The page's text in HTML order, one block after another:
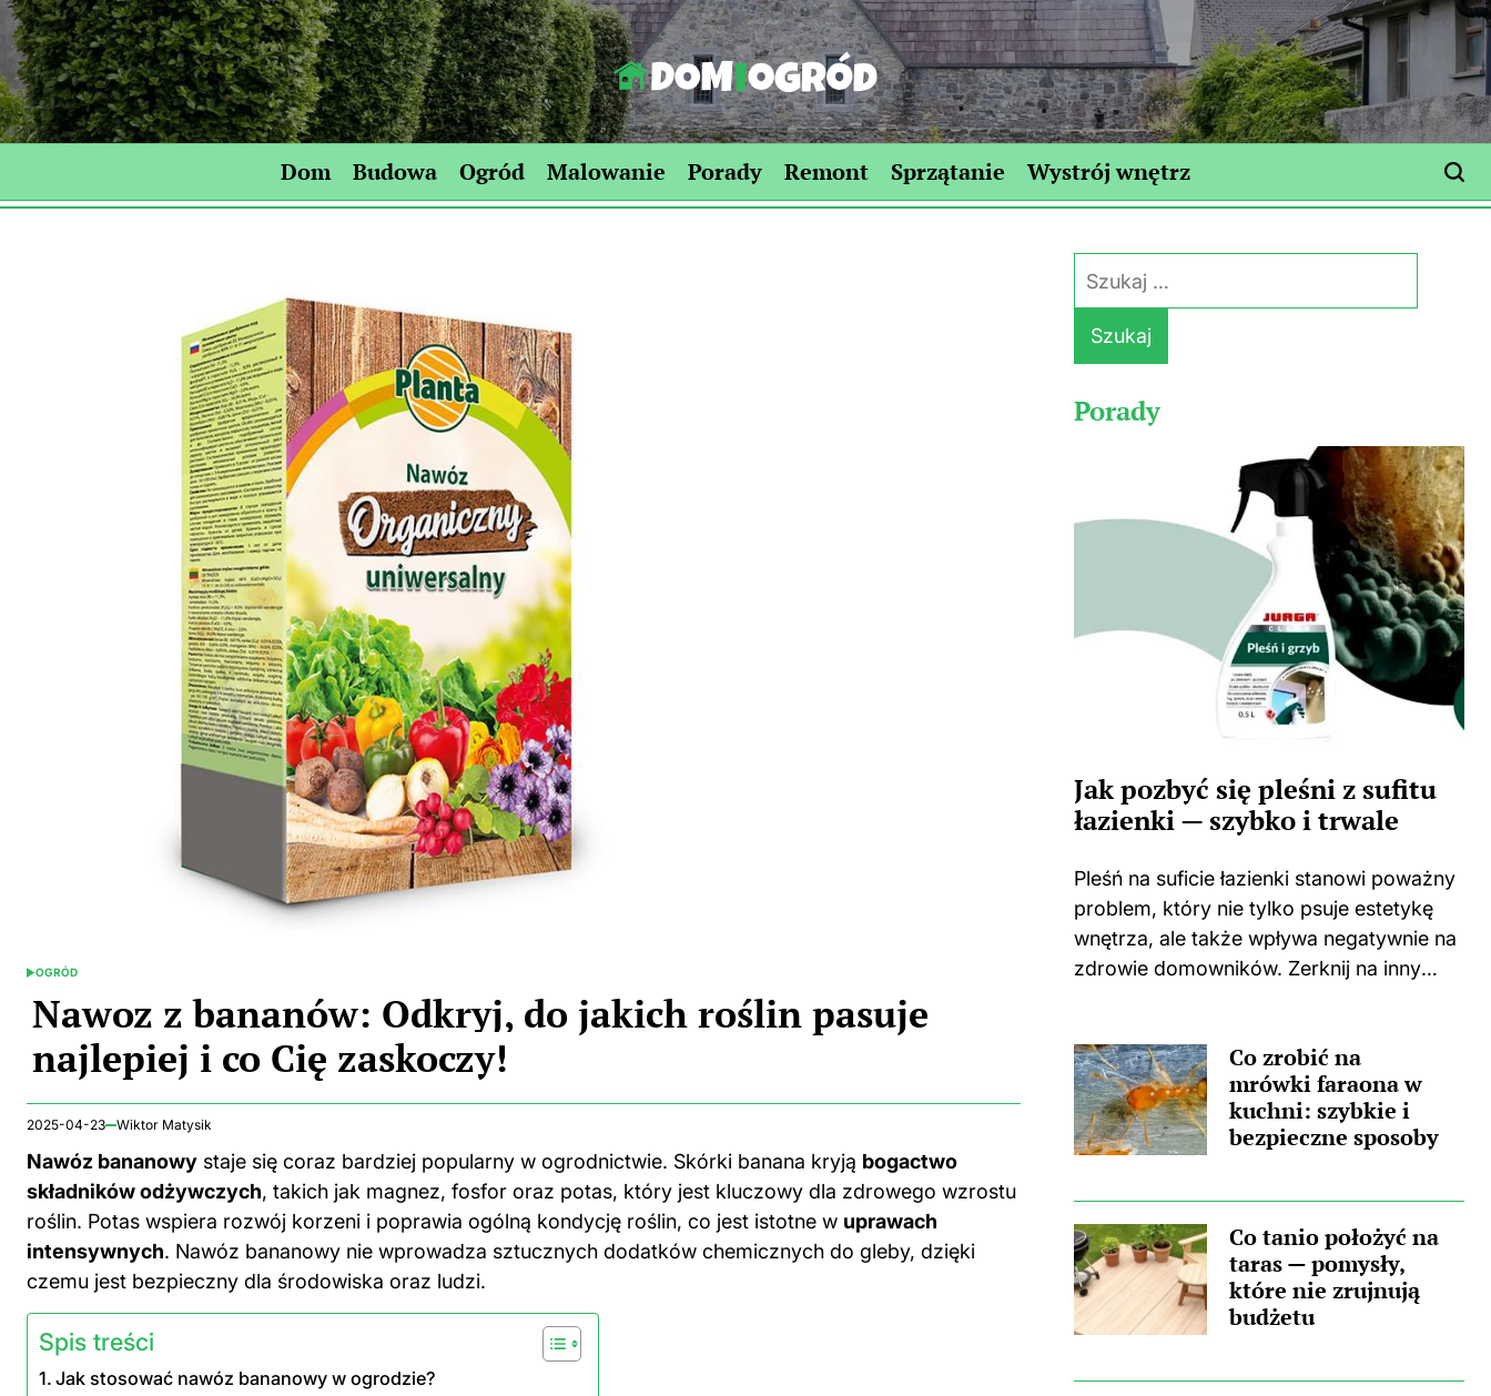
Skip
to
content
Dom-
Ogród.edu.pl
Dom Budowa Ogród Malowanie Porady Remont Sprzątanie Wystrój wnętrz
POSTED
OGRÓD
Nawoz z bananów: Odkryj, do jakich roślin pasuje
najlepiej i co Cię zaskoczy!
2025-04-23 Wiktor Matysik
Nawóz bananowy staje się coraz bardziej popularny w ogrodnictwie. Skórki banana kryją bogactwo
składników odżywczych, takich jak magnez, fosfor oraz potas, który jest kluczowy dla zdrowego wzrostu
roślin. Potas wspiera rozwój korzeni i poprawia ogólną kondycję roślin, co jest istotne w uprawach
intensywnych. Nawóz bananowy nie wprowadza sztucznych dodatków chemicznych do gleby, dzięki
czemu jest bezpieczny dla środowiska oraz ludzi.
Spis treści
Jak stosować nawóz bananowy w ogrodzie?
Porady
Jak pozbyć się pleśni z sufitu
łazienki — szybko i trwale
Pleśń na suficie łazienki stanowi poważny
problem, który nie tylko psuje estetykę
wnętrza, ale także wpływa negatywnie na
zdrowie domowników. Zerknij na inny
ta nieprzyjemna towarzyszka? Główną
przyczyną...
Co zrobić na
mrówki faraona w
kuchni: szybkie i
bezpieczne sposoby
Co tanio położyć na
taras — pomysły,
które nie zrujnują
budżetu